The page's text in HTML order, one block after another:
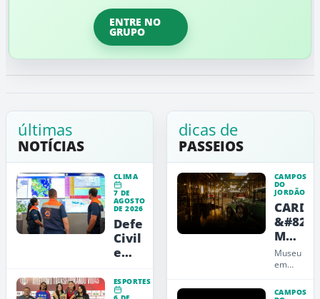
ENTRE NO
GRUPO
últimas
NOTÍCIAS
CLIMA
7 DE
AGOSTO
DE 2026
Defesa
Civil
emite
vermelho
para
ESPORTES
dicas de
PASSEIOS
CAMPOS
DO
JORDÃO
CARDE
Museu
de
Arte,
e
Museu
em
do
CAMPOS